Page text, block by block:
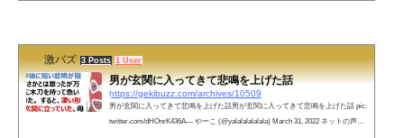
激バズ 3 Posts 1 User
男が玄関に入ってきて悲鳴を上げた話
https://gekibuzz.com/archives/10509
男が玄関に入ってきて悲鳴を上げた話男が玄関に入ってきて悲鳴を上げた話 pic.
twitter.com/dHOnrK436A— やーこ (@yalalalalalala) March 31, 2022 ネットの声